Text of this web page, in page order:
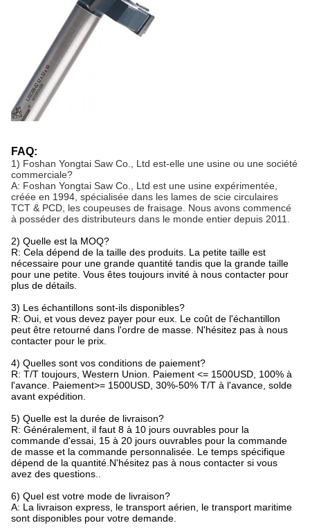
FAQ:
1) Foshan Yongtai Saw Co., Ltd est-elle une usine ou une société
commerciale?
A: Foshan Yongtai Saw Co., Ltd est une usine expérimentée,
créée en 1994, spécialisée dans les lames de scie circulaires
TCT & PCD, les coupeuses de fraisage. Nous avons commencé
à posséder des distributeurs dans le monde entier depuis 2011.
2) Quelle est la MOQ?
R: Cela dépend de la taille des produits. La petite taille est
nécessaire pour une grande quantité tandis que la grande taille
pour une petite. Vous êtes toujours invité à nous contacter pour
plus de détails.
3) Les échantillons sont-ils disponibles?
R: Oui, et vous devez payer pour eux. Le coût de l'échantillon
peut être retourné dans l'ordre de masse. N'hésitez pas à nous
contacter pour le prix.
4) Quelles sont vos conditions de paiement?
R: T/T toujours, Western Union. Paiement <= 1500USD, 100% à
l'avance. Paiement>= 1500USD, 30%-50% T/T à l'avance, solde
avant expédition.
5) Quelle est la durée de livraison?
R: Généralement, il faut 8 à 10 jours ouvrables pour la
commande d'essai, 15 à 20 jours ouvrables pour la commande
de masse et la commande personnalisée. Le temps spécifique
dépend de la quantité.N'hésitez pas à nous contacter si vous
avez des questions..
6) Quel est votre mode de livraison?
A: La livraison express, le transport aérien, le transport maritime
sont disponibles pour votre demande.